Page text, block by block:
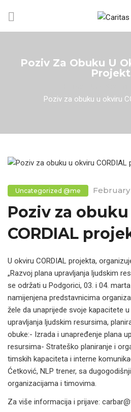
Poziv Za Obuku U
Poziv za obuku u okviru
Uncategorized @me
Poziv za
CORDIAL
U okviru CORDIAL projekta,
„Razvoj plana upravljanja ljudskim
se održati u Podgorici, 03. i 04.
namijenjena predstavnicima
žele da unaprijede svoje kapacitete
upravljanja ljudskim resursima,
obuke:- Izrada i unapređenje plana
resursima- Strateško planiranje i
timskih kapaciteta i interne
Ćetković, NLP trener, sa
organizacijama i timovima.
Za više informacija i prijave: